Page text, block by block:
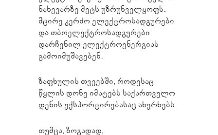
ნახევარზე მეტს უზრუნველყოფს.
მცირე კერძო ელექტროსადგურები
და თბოელექტროსადგურები
დარჩენილ ელექტროენერგიას
გამოიმუშავებენ.
ზაფხულის თვეებში, როდესაც
წყლის დონე იმატებს საქართველო
დენის ექსპორტირებასაც ახერხებს.
თუმცა, ზოგადად,